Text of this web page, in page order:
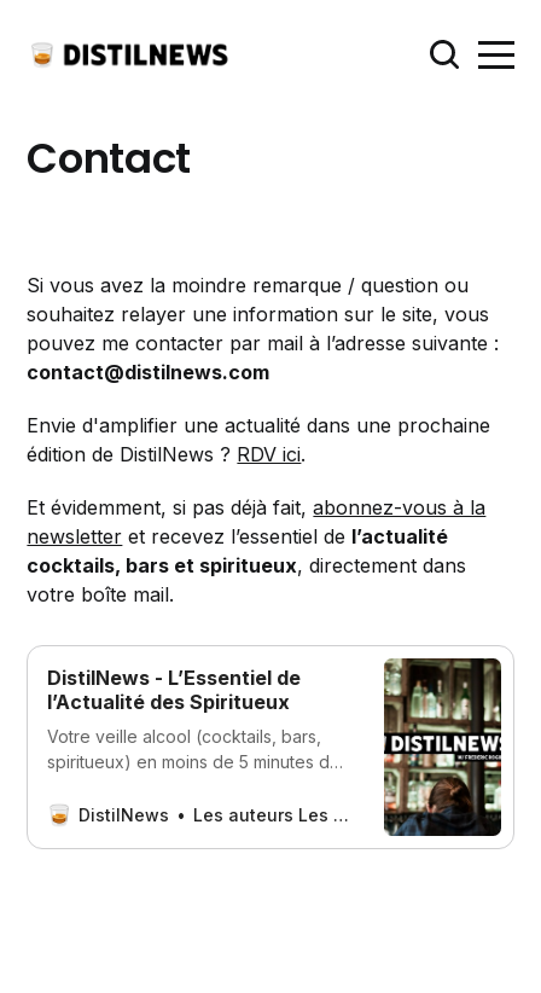
Contact
Si vous avez la moindre remarque / question ou
souhaitez relayer une information sur le site, vous
pouvez me contacter par mail à l’adresse suivante :
contact@distilnews.com
Envie d'amplifier une actualité dans une prochaine
édition de DistilNews ? RDV ici.
Et évidemment, si pas déjà fait,abonnez-vous à la
newsletter et recevez l’essentiel de l’actualité
cocktails, bars et spiritueux, directement dans
votre boîte mail.
DistilNews - L’Essentiel de
l’Actualité des Spiritueux
Votre veille alcool (cocktails, bars,
spiritueux) en moins de 5 minutes de
votre boîte mail.
DistilNews Les auteurs Les auteurs Nos meilleurs auteurs